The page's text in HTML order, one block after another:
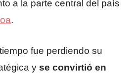
a la parte central del país
.
fue perdiendo su
y se convirtió en